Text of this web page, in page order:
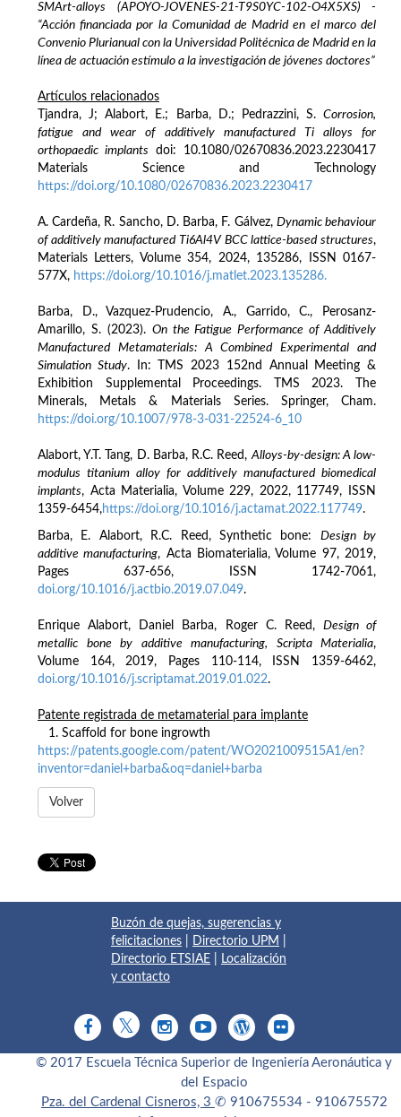
SMArt-alloys (APOYO-JOVENES-21-T9S0YC-102-O4X5XS) -
“Acción financiada por la Comunidad de Madrid en el marco del
Convenio Plurianual con la Universidad Politécnica de Madrid en la
línea de actuación estímulo a la investigación de jóvenes doctores”
Artículos relacionados
Tjandra, J; Alabort, E.; Barba, D.; Pedrazzini, S. Corrosion,
fatigue and wear of additively manufactured Ti alloys for
orthopaedic implants doi: 10.1080/02670836.2023.2230417
Materials Science and Technology
https://doi.org/10.1080/02670836.2023.2230417
A. Cardeña, R. Sancho, D. Barba, F. Gálvez, Dynamic behaviour
of additively manufactured Ti6Al4V BCC lattice-based structures,
Materials Letters, Volume 354, 2024, 135286, ISSN 0167-
577X, https://doi.org/10.1016/j.matlet.2023.135286.
Barba, D., Vazquez-Prudencio, A., Garrido, C., Perosanz-
Amarillo, S. (2023). On the Fatigue Performance of Additively
Manufactured Metamaterials: A Combined Experimental and
Simulation Study. In: TMS 2023 152nd Annual Meeting &
Exhibition Supplemental Proceedings. TMS 2023. The
Minerals, Metals & Materials Series. Springer, Cham.
https://doi.org/10.1007/978-3-031-22524-6_10
Alabort, Y.T. Tang, D. Barba, R.C. Reed,Alloys-by-design: A low-
modulus titanium alloy for additively manufactured biomedical
implants, Acta Materialia, Volume 229, 2022, 117749, ISSN
1359-6454,https://doi.org/10.1016/j.actamat.2022.117749.
Barba, E. Alabort, R.C. Reed, Synthetic bone: Design by
additive manufacturing, Acta Biomaterialia, Volume 97, 2019,
Pages 637-656, ISSN 1742-7061,
doi.org/10.1016/j.actbio.2019.07.049.
Enrique Alabort, Daniel Barba, Roger C. Reed, Design of
metallic bone by additive manufacturing, Scripta Materialia,
Volume 164, 2019, Pages 110-114, ISSN 1359-6462,
doi.org/10.1016/j.scriptamat.2019.01.022.
Patente registrada de metamaterial para implante
1. Scaffold for bone ingrowth
https://patents.google.com/patent/WO2021009515A1/en?
inventor=daniel+barba&oq=daniel+barba
Volver
Buzón de quejas, sugerencias y
felicitaciones
Directorio UPM
Directorio ETSIAE
Localización
y contacto
© 2017 Escuela Técnica Superior de Ingeniería Aeronáutica y
del Espacio
Pza. del Cardenal Cisneros, 3 ✆ 910675534 - 910675572